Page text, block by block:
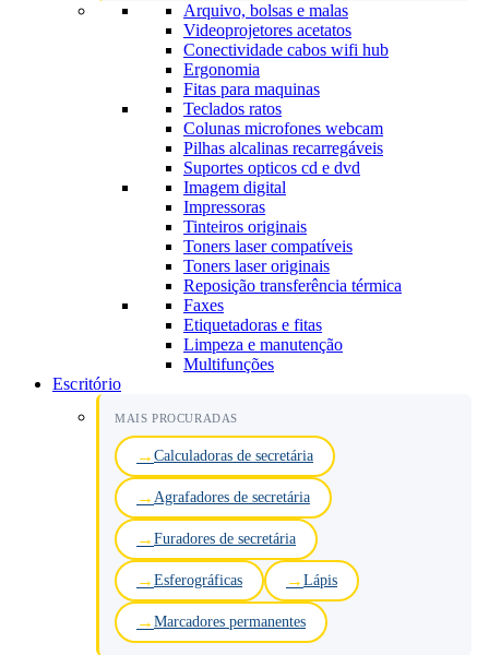
Arquivo, bolsas e malas
Videoprojetores acetatos
Conectividade cabos wifi hub
Ergonomia
Fitas para maquinas
Teclados ratos
Colunas microfones webcam
Pilhas alcalinas recarregáveis
Suportes opticos cd e dvd
Imagem digital
Impressoras
Tinteiros originais
Toners laser compatíveis
Toners laser originais
Reposição transferência térmica
Faxes
Etiquetadoras e fitas
Limpeza e manutenção
Multifunções
Escritório
MAIS PROCURADAS
Calculadoras de secretária
Agrafadores de secretária
Furadores de secretária
Esferográficas Lápis
Marcadores permanentes